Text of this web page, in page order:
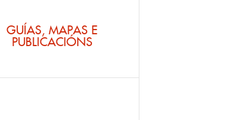
GUÍAS, MAPAS E
PUBLICACIÓNS